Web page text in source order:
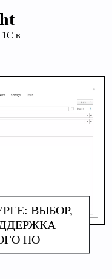
1С в
ВЫБОР,
ПО